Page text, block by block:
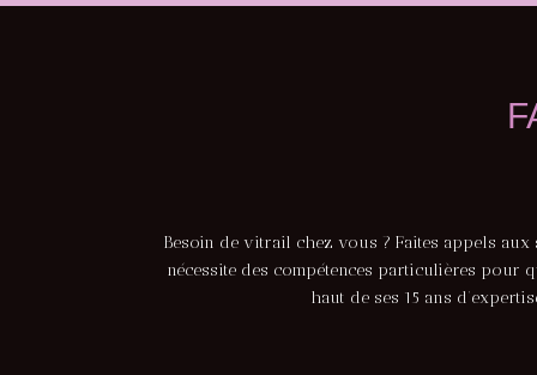
Besoin de vitrail chez vous ? Faites appels
nécessite des compétences particulières pour
haut de ses 15 ans